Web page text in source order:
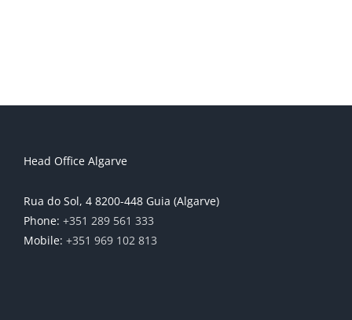
Head Office Algarve
Rua do Sol, 4 8200-448 Guia (Algarve)
Phone: +351 289 561 333
Mobile: +351 969 102 813